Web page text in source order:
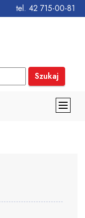
tel. 42 715-00-81
Szukaj